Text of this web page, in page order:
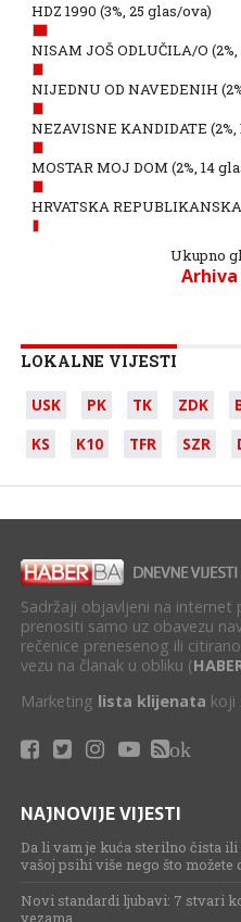
HDZ 1990 (3%, 25 glas/ova)
NISAM JOŠ ODLUČILA/O
NIJEDNU OD NAVEDENIH
NEZAVISNE KANDIDATE
MOSTAR MOJ DOM (2%, 14
HRVATSKA
Ukupno
LOKALNE VIJESTI
USK PK TK ZDK
KS
K10 TFR SZR
Sadržaji objavljeni na internet
prenositi samo uz obavezu
rečenice prenesenog ili
vezu na članak u obliku (
Marketing lista klijenata koji
ok
NAJNOVIJE VIJESTI
Da li vam je kuća sterilno čista
vašoj psihi više nego što možete
Novi standardi ljubavi: 7 stvari
vezama